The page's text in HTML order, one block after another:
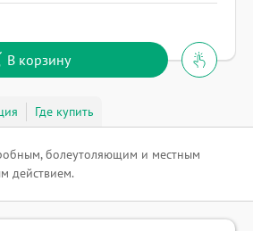
В корзину
Где купить
болеутоляющим и местным
действием.